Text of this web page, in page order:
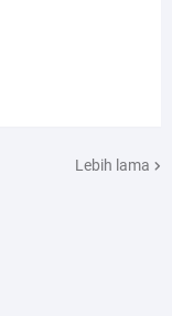
Lebih lama